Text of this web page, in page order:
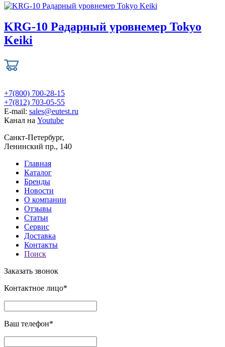
KRG-10 Радарный уровнемер Tokyo
Keiki
+7(800) 700-28-15
+7(812) 703-05-55
E-mail: sales@eutest.ru
Канал на Youtube
Санкт-Петербург,
Ленинский пр., 140
Главная
Каталог
Бренды
Новости
О компании
Отзывы
Статьи
Сервис
Доставка
Контакты
Поиск
Заказать звонок
Контактное лицо*
Ваш телефон*